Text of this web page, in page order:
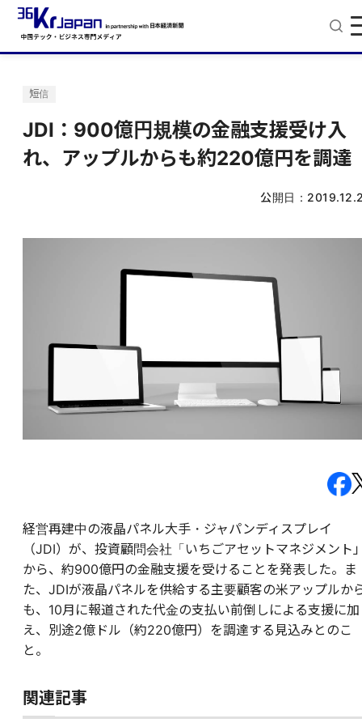
短信
JDI：900億円規模の金融支援受け入
れ、アップルからも約220億円を調達
公開日：
経営再建中の液晶パネル大手・ジャパンディスプレイ
（JDI）が、投資顧問会社「いちごアセットマネジメント
から、約900億円の金融支援を受けることを発表した。ま
た、JDIが液晶パネルを供給する主要顧客の米アップルか
も、10月に報道された代金の支払い前倒しによる支援に加
え、別途2億ドル（約220億円）を調達する見込みとのこ
と。
関連記事